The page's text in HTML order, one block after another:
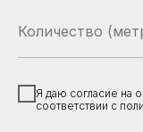
Я даю согласие на
соответствии с